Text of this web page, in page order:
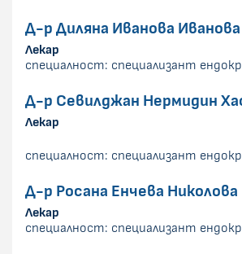
Д-р Диляна Иванова Иванова
Лекар
специалност: специализант
Д-р Севилджан Нермидин
Лекар
специалност: специализант
Д-р Росана Енчева Николова
Лекар
специалност: специализант